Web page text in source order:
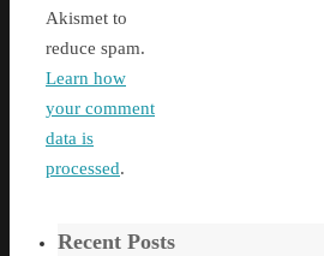
Akismet to
reduce spam.
Learn how
your comment
data is
processed.
Recent Posts